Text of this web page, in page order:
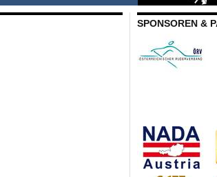
SPONSOREN &